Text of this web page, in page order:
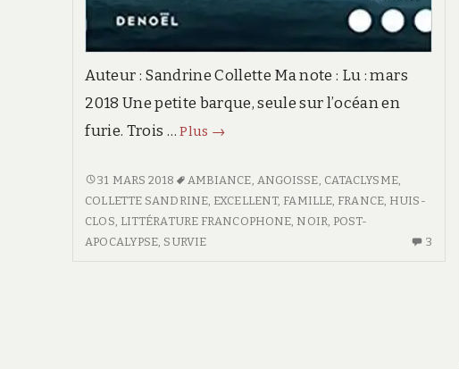
Auteur : Sandrine Collette Ma note : Lu : mars
2018 Une petite barque, seule sur l’océan en
furie. Trois …Plus Juste
la
vague
→
JUSTE
APRÈS
LA
VAGUE
31 MARS 2018 AMBIANCE, ANGOISSE, CATACLYSME,
COLLETTE SANDRINE, EXCELLENT, FAMILLE, FRANCE, HUIS-
CLOS, LITTÉRATURE FRANCOPHONE, NOIR, POST-
APOCALYPSE, SURVIE 3